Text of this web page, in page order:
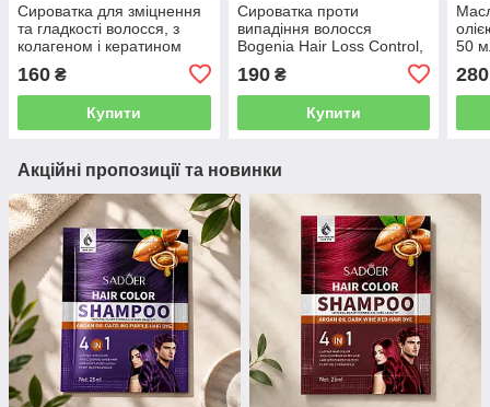
Сироватка для зміцнення
та гладкості волосся, з
колагеном і кератином
SADOER Ginseng, 60 мл
160 ₴
Купити
Сироватка проти
випадіння волосся
Bogenia Hair Loss Control,
190₴
Купити
50
280
Акційні пропозиції та новинки